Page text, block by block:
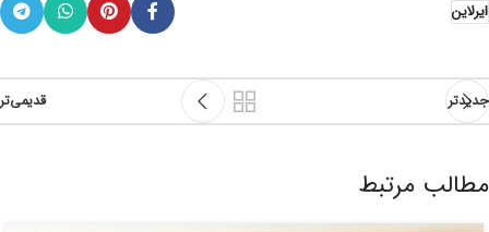
ایرلاین
جدیدتر قدیمی‌تر
مطالب مرتبط